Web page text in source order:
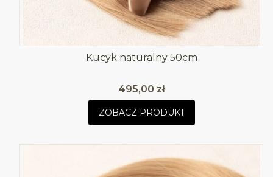
Kucyk naturalny 50cm
Cena
495,00 zł
ZOBACZ PRODUKT